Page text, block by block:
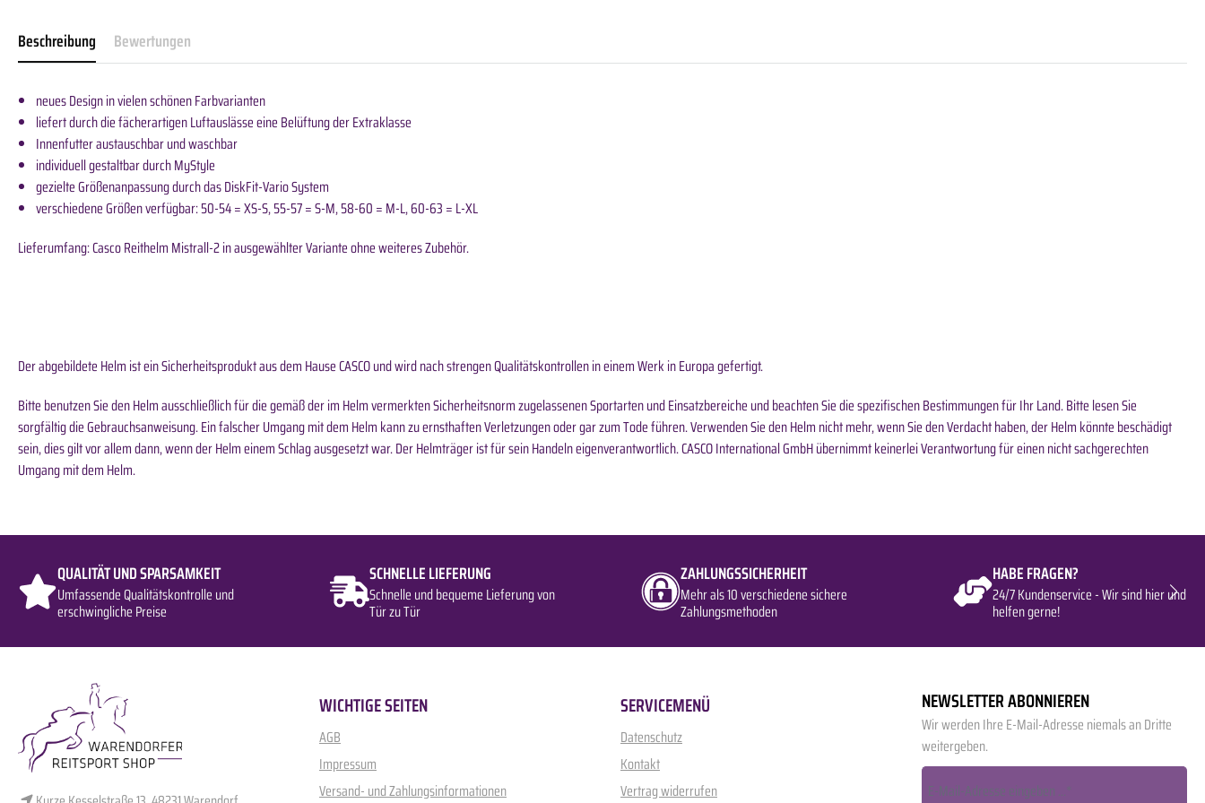
Beschreibung Bewertungen
neues Design in vielen schönen Farbvarianten
liefert durch die fächerartigen Luftauslässe eine Belüftung der Extraklasse
Innenfutter austauschbar und waschbar
individuell gestaltbar durch MyStyle
gezielte Größenanpassung durch das DiskFit-Vario System
verschiedene Größen verfügbar: 50-54 = XS-S, 55-57 = S-M, 58-60 = M-L, 60-63 = L-XL
Lieferumfang: Casco Reithelm Mistrall-2 in ausgewählter Variante ohne weiteres Zubehör.
Der abgebildete Helm ist ein Sicherheitsprodukt aus dem Hause CASCO und wird nach strengen Qualitätskontrollen in einem Werk in Europa gefertigt.
Bitte benutzen Sie den Helm ausschließlich für die gemäß der im Helm vermerkten Sicherheitsnorm zugelassenen Sportarten und Einsatzbereiche und beachten Sie die spezifischen Bestimmungen für Ihr Land. Bitte lesen Sie
sorgfältig die Gebrauchsanweisung. Ein falscher Umgang mit dem Helm kann zu ernsthaften Verletzungen oder gar zum Tode führen. Verwenden Sie den Helm nicht mehr, wenn Sie den Verdacht haben, der Helm könnte beschädigt
sein, dies gilt vor allem dann, wenn der Helm einem Schlag ausgesetzt war. Der Helmträger ist für sein Handeln eigenverantwortlich. CASCO International GmbH übernimmt keinerlei Verantwortung für einen nicht sachgerechten
Umgang mit dem Helm.
QUALITÄT UND SPARSAMKEIT
Umfassende Qualitätskontrolle und
erschwingliche Preise
SCHNELLE LIEFERUNG
Schnelle und bequeme Lieferung von
Tür zu Tür
ZAHLUNGSSICHERHEIT
Mehr als 10 verschiedene sichere
Zahlungsmethoden
HABE FRAGEN?
24/7 Kundenservice - Wir sind hier und
helfen gerne!
WICHTIGE SEITEN
AGB
Impressum
Versand- und Zahlungsinformationen
SERVICEMENÜ
Datenschutz
Kontakt
Vertrag widerrufen
NEWSLETTER ABONNIEREN
Wir werden Ihre E-Mail-Adresse niemals an Dritte
weitergeben.